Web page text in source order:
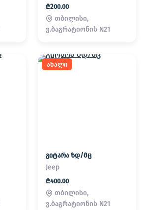
₾200.00
თბილისი,
ვ.ბაგრატიონის N21
ახალი
გიტარა ზდ/მც
Jeep
₾400.00
თბილისი,
ვ.ბაგრატიონის N21